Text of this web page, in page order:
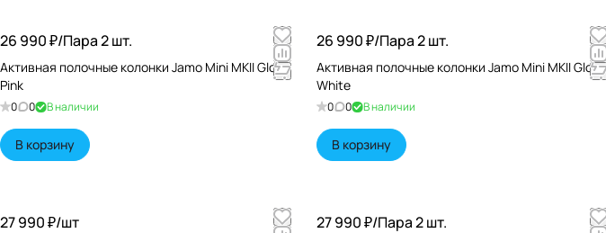
26 990 ₽/Пара 2 шт.
Активная полочные колонки Jamo Mini MKII Gloss
Pink
0 0 В наличии
В корзину
26 990 ₽/Пара 2 шт.
Активная полочные колонки Jamo Mini MKII Gloss
White
0 0 В наличии
В корзину
27 990 ₽/шт 27 990 ₽/Пара 2 шт.